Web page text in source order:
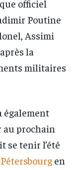
officiel
Poutine
Assimi
la
militaires
également
prochain
se tenir l’été
en